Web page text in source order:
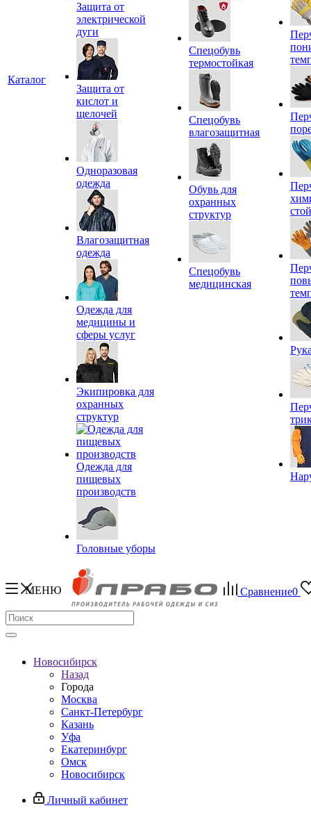
Каталог
Защита от
электрической
дуги
Защита от
кислот и
щелочей
Одноразовая
одежда
Влагозащитная
одежда
Одежда для
медицины и
сферы услуг
Экипировка для
охранных
структур
Одежда для
пищевых
производств
Головные уборы
Спецобувь
термостойкая
Спецобувь
влагозащитная
Обувь для
охранных
структур
Спецобувь
медицинская
МЕНЮ Сравнение0
Новосибирск
Назад
Города
Москва
Санкт-Петербург
Казань
Уфа
Екатеринбург
Омск
Новосибирск
Личный кабинет